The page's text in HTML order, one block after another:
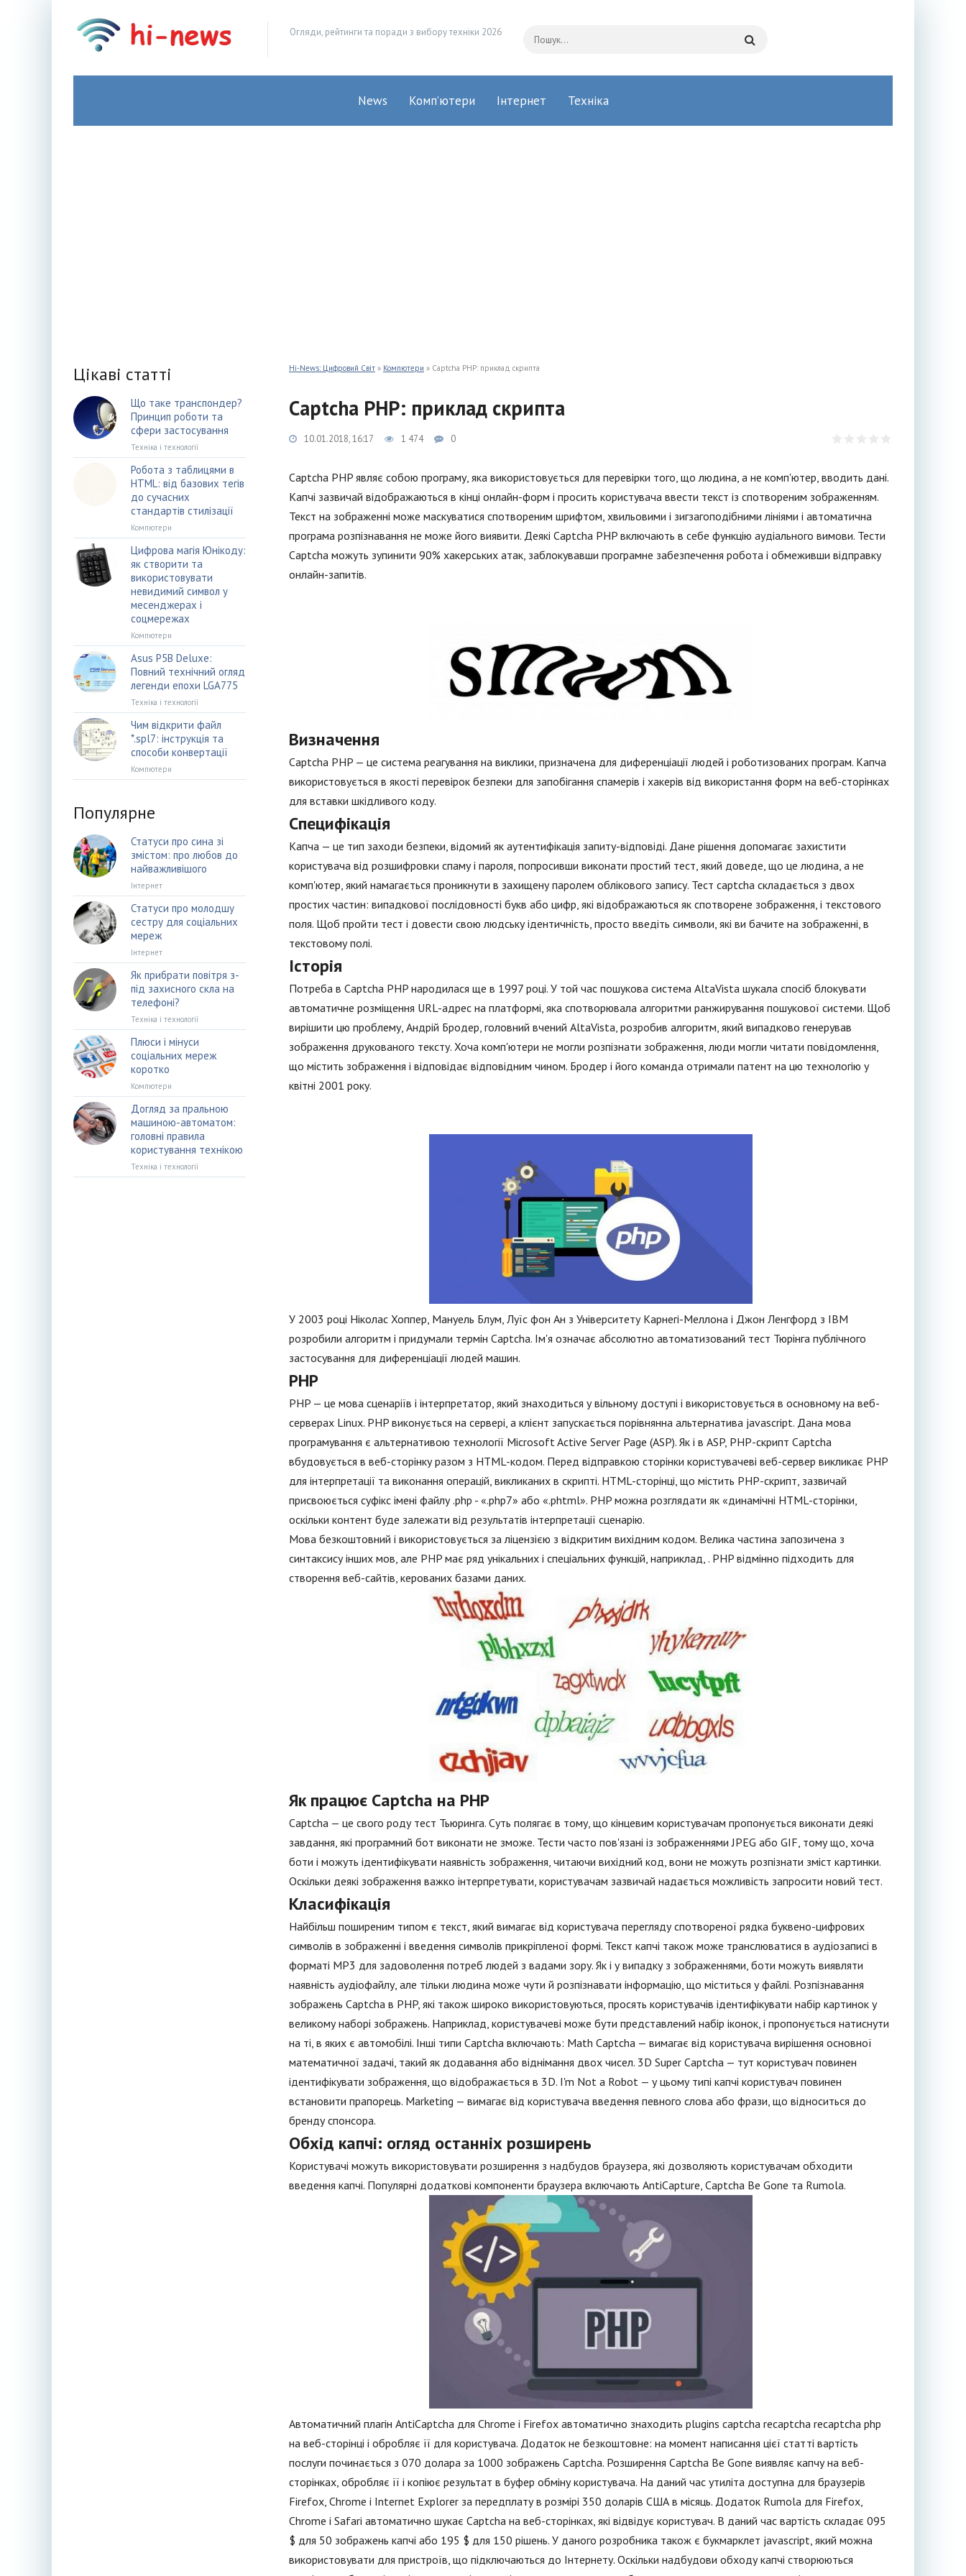
Огляди, рейтинги та поради з вибору техніки 2026
News Комп’ютери Інтернет Техніка
Hi-News: Цифровий Світ » Компютери » Captcha PHP: приклад скрипта
Captcha PHP: приклад скрипта
10.01.2018, 16:17 1 474 0
Captcha PHP являє собою програму, яка використовується для перевірки того, що людина, а не комп'ютер, вводить дані.
Капчі зазвичай відображаються в кінці онлайн-форм і просить користувача ввести текст із спотвореним зображенням.
Текст на зображенні може маскуватися спотвореним шрифтом, хвильовими і зигзагоподібними лініями і автоматична
програма розпізнавання не може його виявити. Деякі Captcha PHP включають в себе функцію аудіального вимови. Тести
Captcha можуть зупинити 90% хакерських атак, заблокувавши програмне забезпечення робота і обмеживши відправку
онлайн-запитів.
Визначення
Captcha PHP — це система реагування на виклики, призначена для диференціації людей і роботизованих програм. Капча
використовується в якості перевірок безпеки для запобігання спамерів і хакерів від використання форм на веб-сторінках
для вставки шкідливого коду.
Специфікація
Капча — це тип заходи безпеки, відомий як аутентифікація запиту-відповіді. Дане рішення допомагає захистити
користувача від розшифровки спаму і пароля, попросивши виконати простий тест, який доведе, що це людина, а не
комп'ютер, який намагається проникнути в захищену паролем облікового запису. Тест captcha складається з двох
простих частин: випадкової послідовності букв або цифр, які відображаються як спотворене зображення, і текстового
поля. Щоб пройти тест і довести свою людську ідентичність, просто введіть символи, які ви бачите на зображенні, в
текстовому полі.
Історія
Потреба в Captcha PHP народилася ще в 1997 році. У той час пошукова система AltaVista шукала спосіб блокувати
автоматичне розміщення URL-адрес на платформі, яка спотворювала алгоритми ранжирування пошукової системи. Щоб
вирішити цю проблему, Андрій Бродер, головний вчений AltaVista, розробив алгоритм, який випадково генерував
зображення друкованого тексту. Хоча комп'ютери не могли розпізнати зображення, люди могли читати повідомлення,
що містить зображення і відповідає відповідним чином. Бродер і його команда отримали патент на цю технологію у
квітні 2001 року.
У 2003 році Ніколас Хоппер, Мануель Блум, Луїс фон Ан з Університету Карнегі-Меллона і Джон Ленгфорд з IBM
розробили алгоритм і придумали термін Captcha. Ім'я означає абсолютно автоматизований тест Тюрінга публічного
застосування для диференціації людей машин.
PHP
PHP — це мова сценаріїв і інтерпретатор, який знаходиться у вільному доступі і використовується в основному на веб-
серверах Linux. PHP виконується на сервері, а клієнт запускається порівнянна альтернатива jаvascript. Дана мова
програмування є альтернативою технології Microsoft Active Server Page (ASP). Як і в ASP, PHP-скрипт Captcha
вбудовується в веб-сторінку разом з HTML-кодом. Перед відправкою сторінки користувачеві веб-сервер викликає PHP
для інтерпретації та виконання операцій, викликаних в скрипті. HTML-сторінці, що містить PHP-скрипт, зазвичай
присвоюється суфікс імені файлу .php - «.php7» або «.phtml». PHP можна розглядати як «динамічні HTML-сторінки,
оскільки контент буде залежати від результатів інтерпретації сценарію.
Мова безкоштовний і використовується за ліцензією з відкритим вихідним кодом. Велика частина запозичена з
синтаксису інших мов, але PHP має ряд унікальних і спеціальних функцій, наприклад, . PHP відмінно підходить для
створення веб-сайтів, керованих базами даних.
Як працює Captcha на PHP
Captcha — це свого роду тест Тьюринга. Суть полягає в тому, що кінцевим користувачам пропонується виконати деякі
завдання, які програмний бот виконати не зможе. Тести часто пов'язані із зображеннями JPEG або GIF, тому що, хоча
боти і можуть ідентифікувати наявність зображення, читаючи вихідний код, вони не можуть розпізнати зміст картинки.
Оскільки деякі зображення важко інтерпретувати, користувачам зазвичай надається можливість запросити новий тест.
Класифікація
Найбільш поширеним типом є текст, який вимагає від користувача перегляду спотвореної рядка буквено-цифрових
символів в зображенні і введення символів прикріпленої формі. Текст капчі також може транслюватися в аудіозаписі в
форматі MP3 для задоволення потреб людей з вадами зору. Як і у випадку з зображеннями, боти можуть виявляти
наявність аудіофайлу, але тільки людина може чути й розпізнавати інформацію, що міститься у файлі. Розпізнавання
зображень Captcha в PHP, які також широко використовуються, просять користувачів ідентифікувати набір картинок у
великому наборі зображень. Наприклад, користувачеві може бути представлений набір іконок, і пропонується натиснути
на ті, в яких є автомобілі. Інші типи Captcha включають: Math Captcha — вимагає від користувача вирішення основної
математичної задачі, такий як додавання або віднімання двох чисел. 3D Super Captcha — тут користувач повинен
ідентифікувати зображення, що відображається в 3D. I'm Not a Robot — у цьому типі капчі користувач повинен
встановити прапорець. Marketing — вимагає від користувача введення певного слова або фрази, що відноситься до
бренду спонсора.
Обхід капчі: огляд останніх розширень
Користувачі можуть використовувати розширення з надбудов браузера, які дозволяють користувачам обходити
введення капчі. Популярні додаткові компоненти браузера включають AntiCapture, Captcha Be Gone та Rumola.
Автоматичний плагін AntiCaptcha для Chrome і Firefox автоматично знаходить plugins captcha recaptcha recaptcha php
на веб-сторінці і обробляє її для користувача. Додаток не безкоштовне: на момент написання цієї статті вартість
послуги починається з 070 долара за 1000 зображень Captcha. Розширення Captcha Be Gone виявляє капчу на веб-
сторінках, обробляє її і копіює результат в буфер обміну користувача. На даний час утиліта доступна для браузерів
Firefox, Chrome і Internet Explorer за передплату в розмірі 350 доларів США в місяць. Додаток Rumola для Firefox,
Chrome і Safari автоматично шукає Captcha на веб-сторінках, які відвідує користувач. В даний час вартість складає 095
$ для 50 зображень капчі або 195 $ для 150 рішень. У даного розробника також є букмарклет jаvascript, який можна
використовувати для пристроїв, що підключаються до Інтернету. Оскільки надбудови обходу капчі створюються
Цікаві статті
Що таке транспондер?
Принцип роботи та
сфери застосування
Техніка і технології
Робота з таблицями в
HTML: від базових тегів
до сучасних
стандартів стилізації
Компютери
Цифрова магія Юнікоду:
як створити та
використовувати
невидимий символ у
месенджерах і
соцмережах
Компютери
Asus P5B Deluxe:
Повний технічний огляд
легенди епохи LGA775
Техніка і технології
Чим відкрити файл
*.spl7: інструкція та
способи конвертації
Компютери
Популярне
Статуси про сина зі
змістом: про любов до
найважливішого
Інтернет
Статуси про молодшу
сестру для соціальних
мереж
Інтернет
Як прибрати повітря з-
під захисного скла на
телефоні?
Техніка і технології
Плюси і мінуси
соціальних мереж
коротко
Компютери
Догляд за пральною
машиною-автоматом:
головні правила
користування технікою
Техніка і технології